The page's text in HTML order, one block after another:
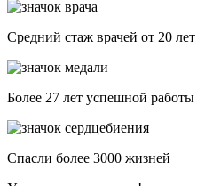
Средний стаж врачей от 20 лет
Более 27 лет успешной работы
Спасли более 3000 жизней